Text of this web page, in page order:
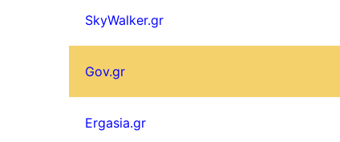
SkyWalker.gr
Gov.gr
Ergasia.gr